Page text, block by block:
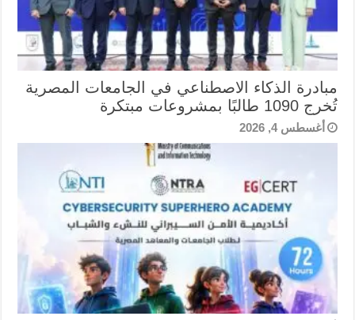
مبادرة الذكاء الاصطناعي في الجامعات المصرية
تُخرج 1090 طالبًا بمشروعات مبتكرة
أغسطس 4, 2026